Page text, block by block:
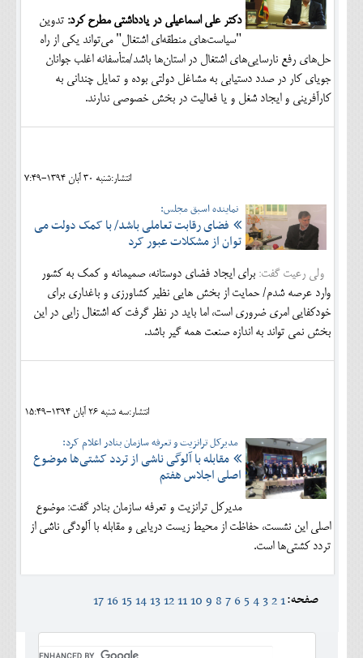
دکتر علی اسماعیلی در یادداشتی مطرح کرد: تدوین
"سیاست‌های منطقه‌ای اشتغال" می‌تواند یکی از راه
حل‌های رفع نارسایی‌های اشتغال در استان‌ها باشد/متأسفانه اغلب جوانان
جویای کار در صدد دستیابی به مشاغل دولتی بوده و تمایل چندانی به
کارآفرینی و ایجاد شغل و یا فعالیت در بخش خصوصی ندارند.
انتشار:شنبه 30 آبان 1394-7:49
نماینده اسبق مجلس:
فضای رقابت تعاملی باشد/ با کمک دولت می
توان از مشکلات عبور کرد
ولی رعیت گفت: برای ایجاد فضای دوستانه، صمیمانه و کمک به کشور
وارد عرصه شدم/ حمایت از بخش هایی نظیر کشاورزی و باغداری برای
خودکفایی امری ضروری است، اما باید در نظر گرفت که اشتغال زایی در این
بخش نمی تواند به اندازه صنعت همه گیر باشد.
انتشار:سه شنبه 26 آبان 1394-15:49
مدیرکل ترانزیت و تعرفه سازمان بنادر اعلام کرد:
مقابله با آلوگی ناشی از تردد کشتی‌ها موضوع
اصلی اجلاس هفتم
مدیرکل ترانزیت و تعرفه سازمان بنادر گفت: موضوع
اصلی این نشست، حفاظت از محیط زیست دریایی و مقابله با آلودگی ناشی از
تردد کشتی‌ها است.
صفحه:1
2
3
4
5
6
7
8
9
10
11
12
13
14
15
16
17